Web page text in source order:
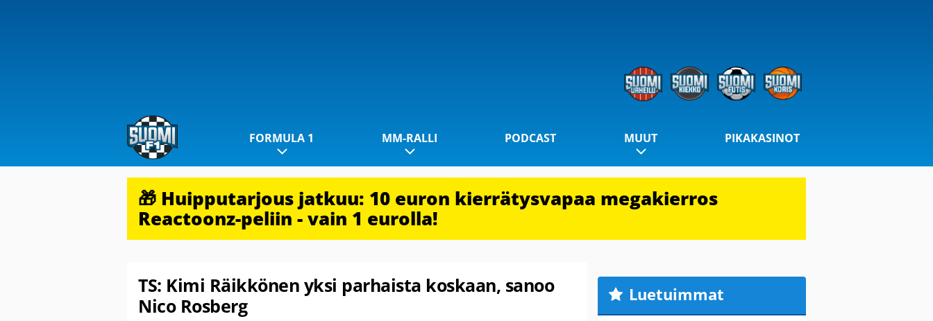
FORMULA 1 MM-RALLI PODCAST MUUT PIKAKASINOT
🎁 Huipputarjous jatkuu: 10 euron kierrätysvapaa megakierros
Reactoonz-peliin - vain 1 eurolla!
TS: Kimi Räikkönen yksi parhaista koskaan, sanoo
Nico Rosberg
Luetuimmat